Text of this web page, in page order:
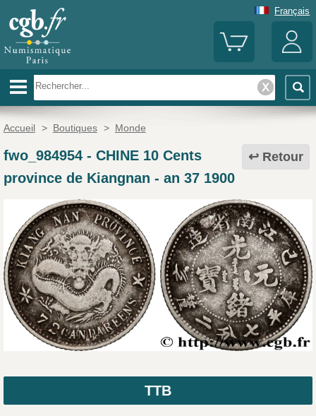
Français
Accueil > Boutiques > Monde
Retour
fwo_984954- CHINE 10 Cents
province de Kiangnan - an 37 1900
TTB